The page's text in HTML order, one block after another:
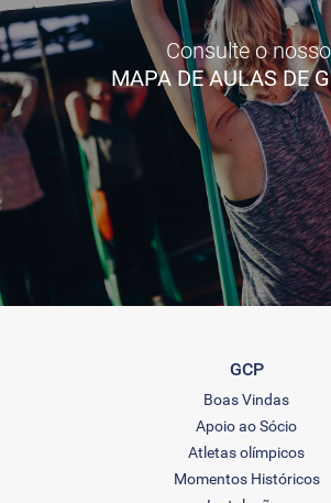
Consulte o nosso
MAPA DE AULAS DE
GCP
Boas Vindas
Apoio ao Sócio
Atletas olímpicos
Momentos Históricos